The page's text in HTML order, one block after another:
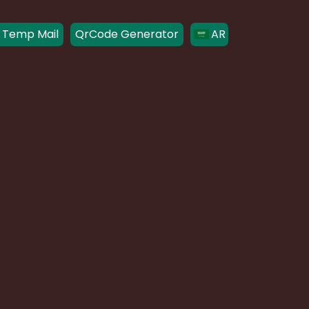
Temp Mail QrCode Generator AR